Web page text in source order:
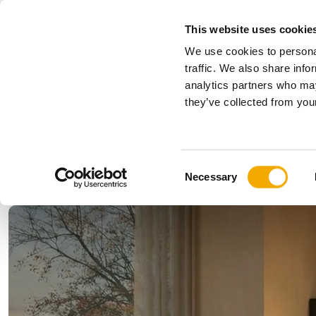
This website uses
We use cookies to
traffic. We also share
analytics partners who
they’ve collected from
Necessary
Bitte wählen Sie Ihr Land
Bulgarien
Kroatien
Polen
Serbien
Ukraine
News, Presse und Events
Anwendungen & Branchen